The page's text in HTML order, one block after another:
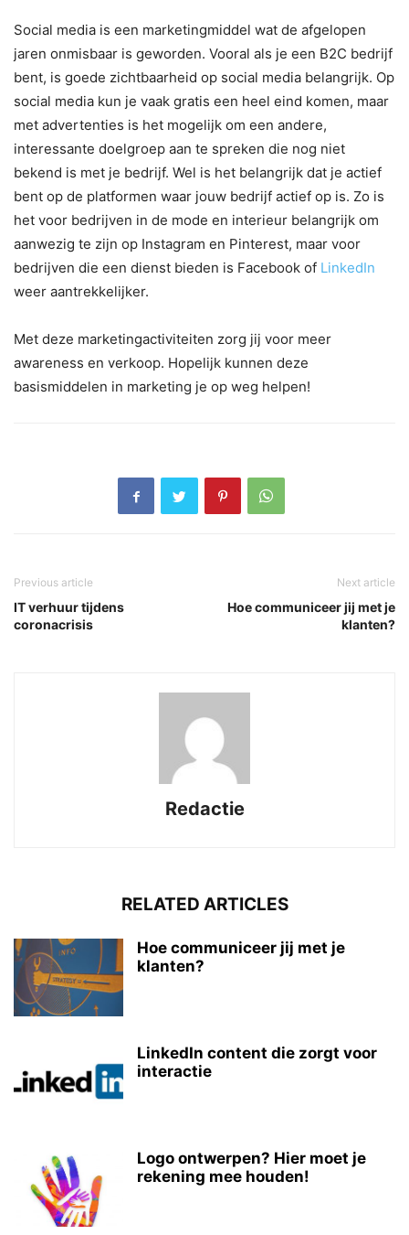
Social media is een marketingmiddel wat de afgelopen
jaren onmisbaar is geworden. Vooral als je een B2C bedrijf
bent, is goede zichtbaarheid op social media belangrijk. Op
social media kun je vaak gratis een heel eind komen, maar
met advertenties is het mogelijk om een andere,
interessante doelgroep aan te spreken die nog niet
bekend is met je bedrijf. Wel is het belangrijk dat je actief
bent op de platformen waar jouw bedrijf actief op is. Zo is
het voor bedrijven in de mode en interieur belangrijk om
aanwezig te zijn op Instagram en Pinterest, maar voor
bedrijven die een dienst bieden is Facebook of LinkedIn
weer aantrekkelijker.
Met deze marketingactiviteiten zorg jij voor meer
awareness en verkoop. Hopelijk kunnen deze
basismiddelen in marketing je op weg helpen!
Previous article
IT verhuur tijdens
coronacrisis
Next article
Hoe communiceer jij met je
klanten?
Redactie
RELATED ARTICLES
Hoe communiceer jij met je
klanten?
LinkedIn content die zorgt voor
interactie
Logo ontwerpen? Hier moet je
rekening mee houden!